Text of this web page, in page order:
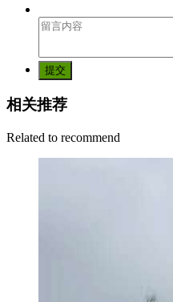
提交
相关推荐
Related to recommend